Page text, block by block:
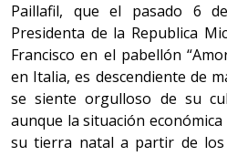
Paillafil, que el pasado 6
Presidenta de la Republica
Francisco en el pabellón
en Italia, es descendiente de
se siente orgulloso de su
aunque la situación
su tierra natal a partir de